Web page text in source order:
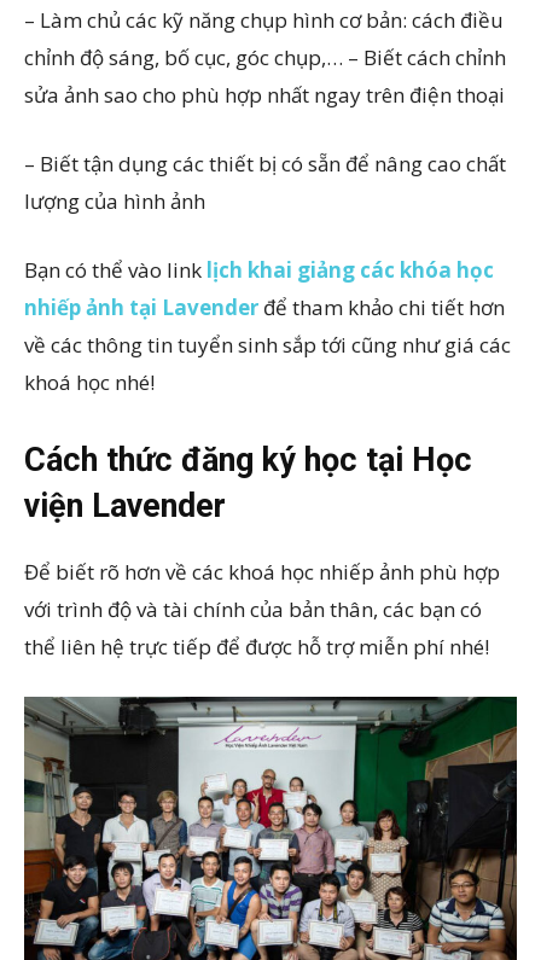
– Làm chủ các kỹ năng chụp hình cơ bản: cách điều
chỉnh độ sáng, bố cục, góc chụp,… – Biết cách chỉnh
sửa ảnh sao cho phù hợp nhất ngay trên điện thoại
– Biết tận dụng các thiết bị có sẵn để nâng cao chất
lượng của hình ảnh
Bạn có thể vào link lịch khai giảng các khóa học
nhiếp ảnh tại Lavender để tham khảo chi tiết hơn
về các thông tin tuyển sinh sắp tới cũng như giá các
khoá học nhé!
Cách thức đăng ký học tại Học
viện Lavender
Để biết rõ hơn về các khoá học nhiếp ảnh phù hợp
với trình độ và tài chính của bản thân, các bạn có
thể liên hệ trực tiếp để được hỗ trợ miễn phí nhé!